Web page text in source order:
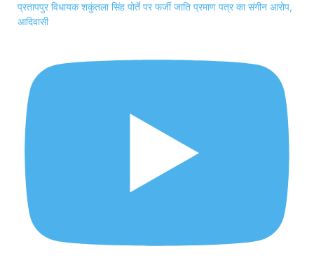
प्रतापपुर विधायक शकुंतला सिंह पोर्ते पर फर्जी जाति प्रमाण पत्र का संगीन आरोप,
आदिवासी